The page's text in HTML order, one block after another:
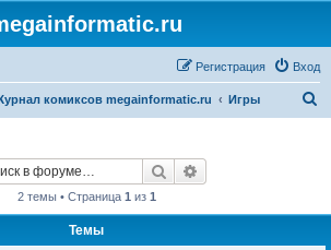
Вход
Регистрация
комиксов megainformatic.ru Игры
Поиск
2 темы • Страница 1 из 1
Темы